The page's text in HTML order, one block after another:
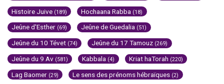
Histoire Juive (189) Hochaana Rabba (18)
Jeûne d'Esther (69) Jeûne de Guedalia (51)
Jeûne du 10 Tévet (74) Jeûne du 17 Tamouz (269)
Jeûne du 9 Av (581) Kabbala (4) Kriat haTorah (220)
Lag Baomer (29) Le sens des prénoms hébraïques (2)